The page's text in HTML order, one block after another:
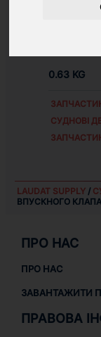
0.63 KG
СУДНОВІ
LAUDAT SUPPLY/
ВПУСКНОГО
ПРО НАС
ПРО НАС
ЗАВАНТАЖИТИ
ПРАВОВА